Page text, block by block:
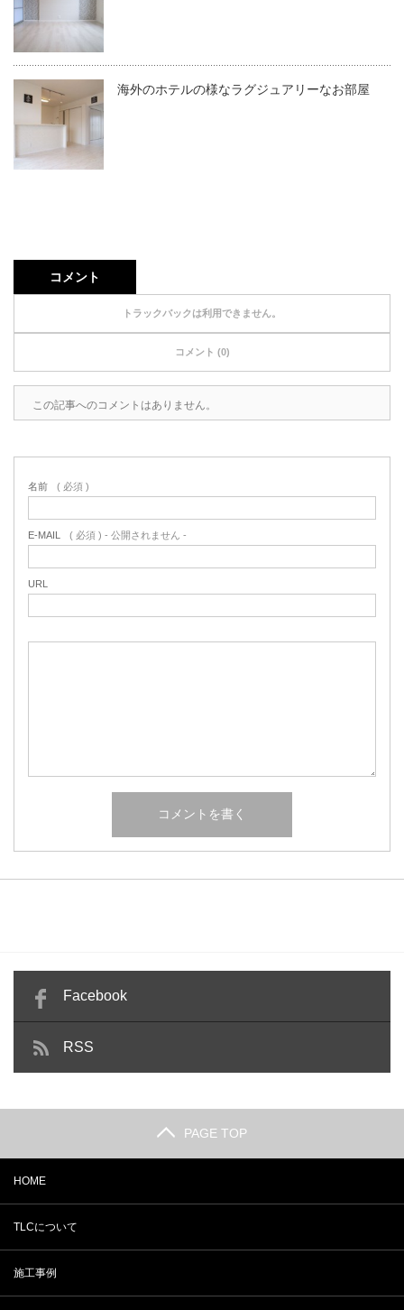
海外のホテルの様なラグジュアリーなお部屋
コメント
トラックバックは利用できません。
コメント (0)
この記事へのコメントはありません。
名前 ( 必須 )
E-MAIL ( 必須 ) - 公開されません -
URL
Facebook
RSS
PAGE TOP
HOME
TLCについて
施工事例